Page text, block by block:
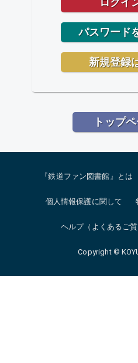
トップ
『鉄道ファン図書館』とは
個人情報保護に関して
ヘルプ（よくあるご質
Copyright ©